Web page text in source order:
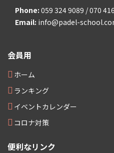
Phone: 059 324 9089 / 070
Email: info@padel-
会員用
ホーム
ランキング
イベントカレンダー
コロナ対策
便利なリンク